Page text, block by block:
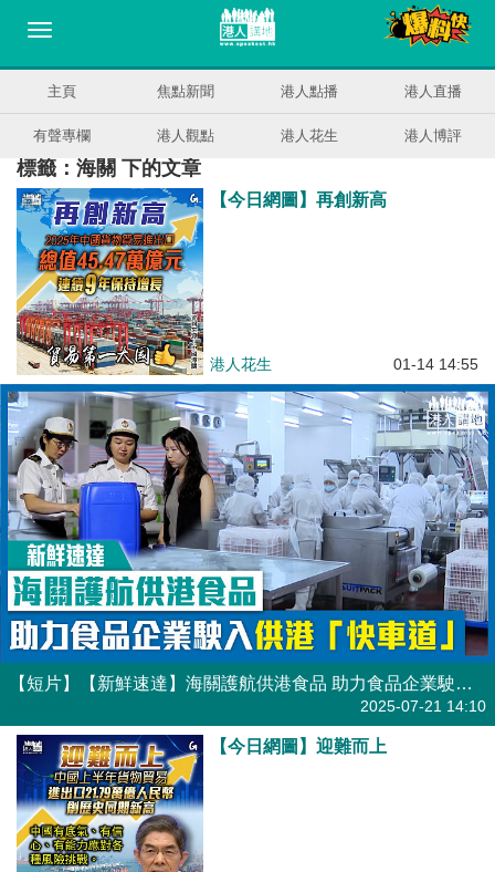
主頁 焦點新聞 港人點播 港人直播
有聲專欄 港人觀點 港人花生 港人博評
標籤：海關 下的文章
【今日網圖】再創新高
港人花生 01-14 14:55
【短片】【新鮮速達】海關護航供港食品 助力食品企業駛入供港「快車道」
2025-07-21 14:10
【今日網圖】迎難而上